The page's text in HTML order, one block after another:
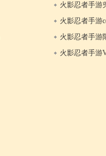
火影忍者手游
火影忍者手游
火影忍者手游
火影忍者手游